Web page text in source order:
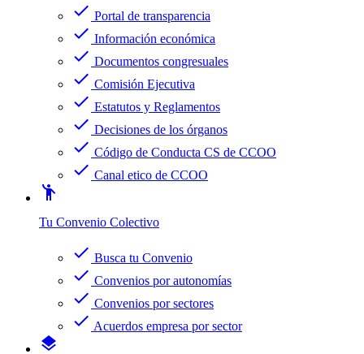
check Portal de transparencia
check Información económica
check Documentos congresuales
check Comisión Ejecutiva
check Estatutos y Reglamentos
check Decisiones de los órganos
check Código de Conducta CS de CCOO
check Canal etico de CCOO
emoji_people
Tu Convenio Colectivo
check Busca tu Convenio
check Convenios por autonomías
check Convenios por sectores
check Acuerdos empresa por sector
layers